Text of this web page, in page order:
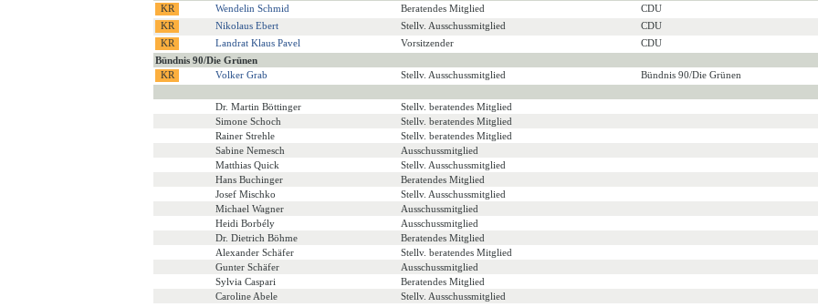
Wendelin Schmid
Beratendes Mitglied CDU
Nikolaus Ebert
Stellv. Ausschussmitglied CDU
Landrat Klaus Pavel
Vorsitzender CDU
Bündnis 90/Die Grünen
Volker Grab
Stellv. Ausschussmitglied Bündnis 90/Die Grünen
Dr. Martin Böttinger Stellv. beratendes Mitglied
Simone Schoch
Stellv. beratendes Mitglied
Rainer Strehle
Stellv. beratendes Mitglied
Sabine Nemesch
Ausschussmitglied
Matthias Quick
Stellv. Ausschussmitglied
Hans Buchinger
Beratendes Mitglied
Josef Mischko
Stellv. Ausschussmitglied
Michael Wagner
Ausschussmitglied
Heidi Borbély
Ausschussmitglied
Dr. Dietrich Böhme
Beratendes Mitglied
Alexander Schäfer
Stellv. beratendes Mitglied
Gunter Schäfer
Ausschussmitglied
Sylvia Caspari
Beratendes Mitglied
Caroline Abele
Stellv. Ausschussmitglied